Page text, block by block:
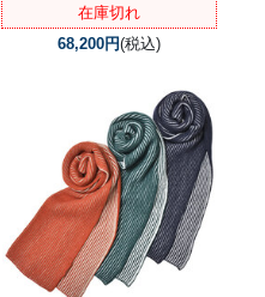
在庫切れ
68,200円(税込)